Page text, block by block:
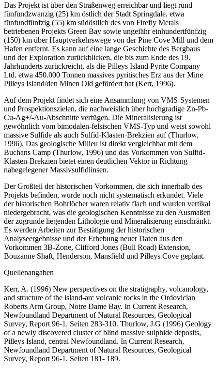
Das Projekt ist über den Straßenweg erreichbar und liegt rund
fünfundzwanzig (25) km östlich der Stadt Springdale, etwa
fünfundfünfzig (55) km südöstlich des von Firefly Metals
betriebenen Projekts Green Bay sowie ungefähr einhundertfünfzig
(150) km über Hauptverkehrswege von der Pine Cove Mill und dem
Hafen entfernt. Es kann auf eine lange Geschichte des Bergbaus
und der Exploration zurückblicken, die bis zum Ende des 19.
Jahrhunderts zurückreicht, als die Pilleys Island Pyrite Company
Ltd. etwa 450.000 Tonnen massives pyritisches Erz aus der Mine
Pilleys Island/den Minen Old gefördert hat (Kerr, 1996).
Auf dem Projekt findet sich eine Ansammlung von VMS-Systemen
und Prospektionszielen, die nachweislich über hochgradige Zn-Pb-
Cu-Ag+/-Au-Abschnitte verfügen. Die Mineralisierung ist
gewöhnlich vom bimodalen-felsischen VMS-Typ und weist sowohl
massive Sulfide als auch Sulfid-Klasten-Brekzien auf (Thurlow,
1996). Das geologische Milieu ist direkt vergleichbar mit dem
Buchans Camp (Thurlow, 1996) und das Vorkommen von Sulfid-
Klasten-Brekzien bietet einen deutlichen Vektor in Richtung
nahegelegener Massivsulfidlinsen.
Der Großteil der historischen Vorkommen, die sich innerhalb des
Projekts befinden, wurde noch nicht systematisch erkundet. Viele
der historischen Bohrlöcher waren relativ flach und wurden vertikal
niedergebracht, was die geologischen Kenntnisse zu den Ausmaßen
der zugrunde liegenden Lithologie und Mineralisierung einschränkt.
Es werden Arbeiten zur Bestätigung der historischen
Analyseergebnisse und der Erhebung neuer Daten aus den
Vorkommen 3B-Zone, Clifford Jones (Bull Road) Extension,
Bouzanne Shaft, Henderson, Mansfield und Pilleys Cove geplant.
Quellenangaben
Kerr, A. (1996) New perspectives on the stratigraphy, volcanology,
and structure of the island-arc volcanic rocks in the Ordovician
Roberts Arm Group, Notre Dame Bay. In Current Research,
Newfoundland Department of Natural Resources, Geological
Survey, Report 96-1, Seiten 283-310. Thurlow, J.G (1996) Geology
of a newly discovered cluster of blind massive sulphide deposits,
Pilleys Island, central Newfoundland. In Current Research,
Newfoundland Department of Natural Resources, Geological
Survey, Report 96-1, Seiten 181- 189.